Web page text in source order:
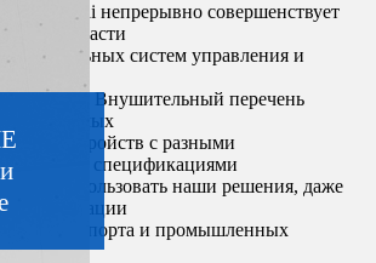
iRidi непрерывно совершенствует
в области
систем управления и
Внушительный перечень
устройств с разными
спецификациями
использовать наши решения, даже
автотранспорта и промышленных